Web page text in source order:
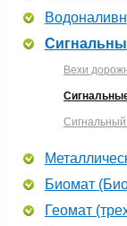
Вехи
Биомат
Геомат